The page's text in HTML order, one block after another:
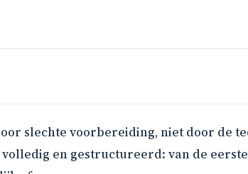
slechte voorbereiding, niet door de
en gestructureerd: van de